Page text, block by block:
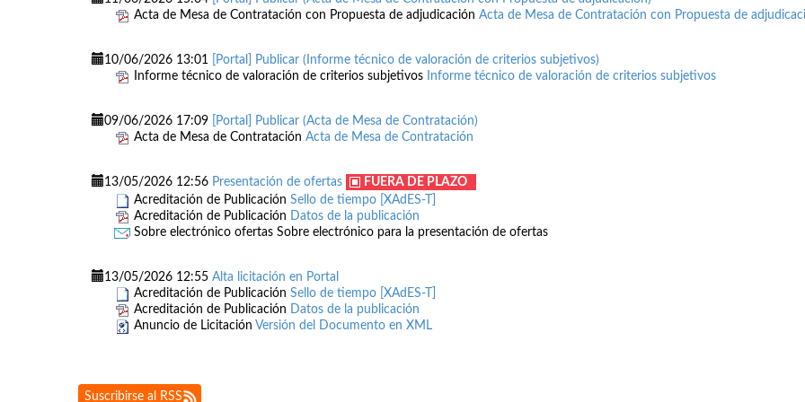
Acta de Mesa de Contratación con Propuesta de adjudicación Acta de Mesa de Contratación con Propuesta de
10/06/2026 13:01
[Portal] Publicar (Informe técnico de valoración de criterios subjetivos)
Informe técnico de valoración de criterios subjetivos
Informe técnico de valoración de criterios subjetivos
09/06/2026 17:09
[Portal] Publicar (Acta de Mesa de Contratación)
Acta de Mesa de Contratación Acta de Mesa de Contratación
13/05/2026 12:56 Presentación de ofertas
FUERA DE PLAZO
Acreditación de Publicación Sello de tiempo [XAdES-T]
Acreditación de Publicación Datos de la publicación
Sobre electrónico ofertas Sobre electrónico para la presentación de ofertas
13/05/2026 12:55 Alta licitación en Portal
Acreditación de Publicación Sello de tiempo [XAdES-T]
Acreditación de Publicación Datos de la publicación
Anuncio de Licitación Versión del Documento en XML
Suscribirse al RSS